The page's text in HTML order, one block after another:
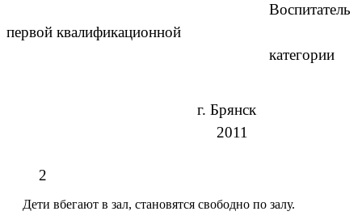
Воспитатель
первой квалификационной
категории
г. Брянск
2011
2
Дети вбегают в зал, становятся свободно по залу.